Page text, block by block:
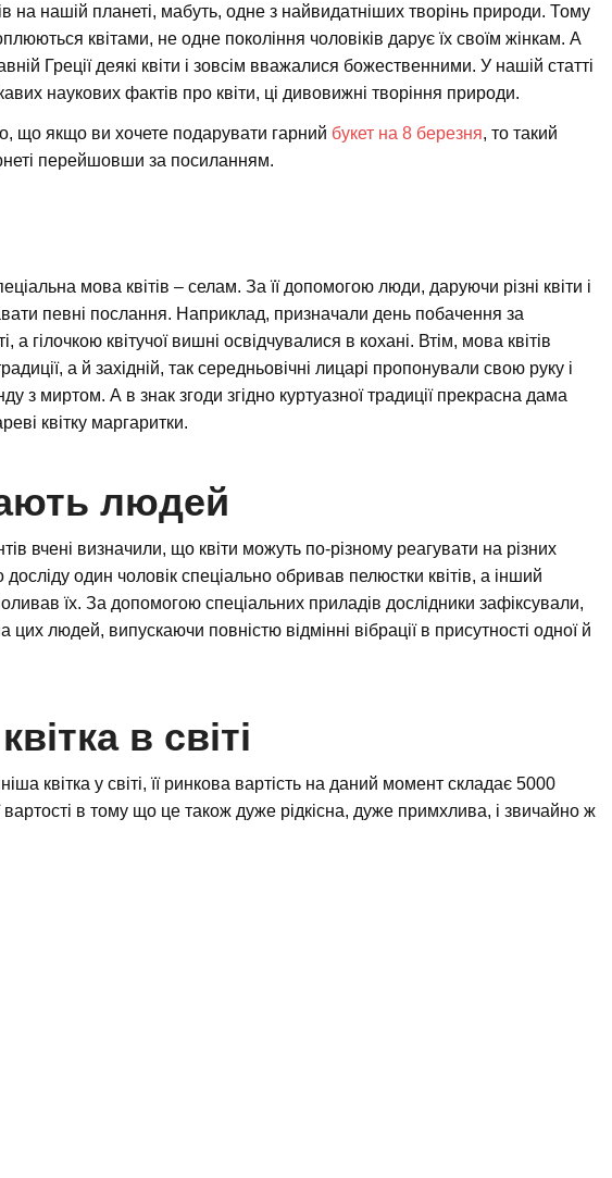
на нашій планеті, мабуть, одне з найвидатніших творінь природи. Тому
квітами, не одне покоління чоловіків дарує їх своїм жінкам. А
Греції деякі квіти і зовсім вважалися божественними. У нашій статті
наукових фактів про квіти, ці дивовижні творіння природи.
що якщо ви хочете подарувати гарний букет на 8 березня, то такий
перейшовши за посиланням.
мова квітів – селам. За її допомогою люди, даруючи різні квіти і
певні послання. Наприклад, призначали день побачення за
а гілочкою квітучої вишні освідчувалися в кохані. Втім, мова квітів
а й західній, так середньовічні лицарі пропонували свою руку і
з миртом. А в знак згоди згідно куртуазної традиції прекрасна дама
квітку маргаритки.
людей
вчені визначили, що квіти можуть по-різному реагувати на різних
один чоловік спеціально обривав пелюстки квітів, а інший
їх. За допомогою спеціальних приладів дослідники зафіксували,
цих людей, випускаючи повністю відмінні вібрації в присутності одної й
в світі
квітка у світі, її ринкова вартість на даний момент складає 5000
вартості в тому що це також дуже рідкісна, дуже примхлива, і звичайно ж